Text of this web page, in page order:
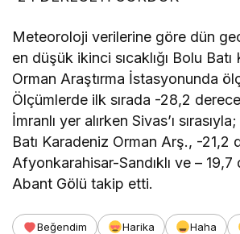
Meteoroloji verilerine göre dün
en düşük ikinci sıcaklığı Bolu Batı
Orman Araştırma İstasyonunda
Ölçümlerde ilk sırada -28,2
İmranlı yer alırken Sivas’ı
Batı Karadeniz Orman Arş., -21,2
Afyonkarahisar-Sandıklı ve –
Abant Gölü takip etti.
Beğendim Harika Haha